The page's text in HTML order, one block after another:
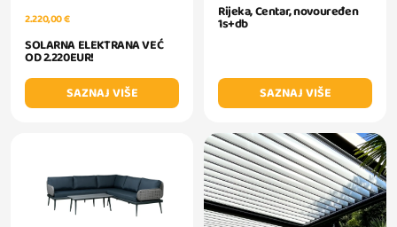
2.220,00 €
SOLARNA ELEKTRANA VEĆ
OD 2.220EUR!
SAZNAJ VIŠE
Rijeka, Centar, novouređen
1s+db
SAZNAJ VIŠE